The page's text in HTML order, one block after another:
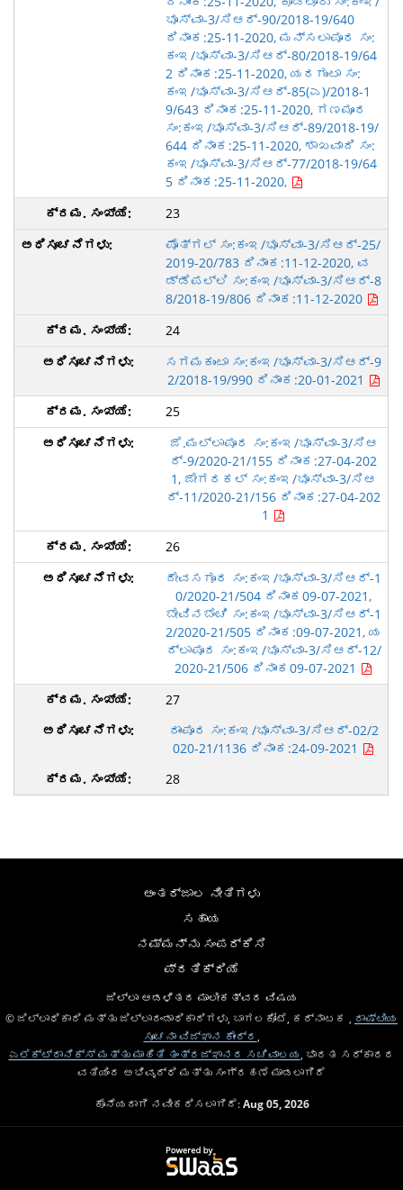
ಭೂಸ್ವಾ-3/ಸಿಆರ್-90/2018-19/640
ದಿನಾಂಕ:25-11-2020, ಮನ್ಸಲಾಪೂರ ಸಂ:
ಕಂಇ/ಭೂಸ್ವಾ-3/ಸಿಆರ್-80/2018-19/64
2 ದಿನಾಂಕ:25-11-2020, ಯರಗುಂಟಾ ಸಂ:
ಕಂಇ/ಭೂಸ್ವಾ-3/ಸಿಆರ್-85(ಎ)/2018-1
9/643 ದಿನಾಂಕ:25-11-2020, ಗಣಮೂರ
ಸಂ:ಕಂಇ/ಭೂಸ್ವಾ-3/ಸಿಆರ್-89/2018-19/
644 ದಿನಾಂಕ:25-11-2020, ಶಾಖವಾದಿ ಸಂ:
ಕಂಇ/ಭೂಸ್ವಾ-3/ಸಿಆರ್-77/2018-19/64
5 ದಿನಾಂಕ:25-11-2020,
23
ಪೊತ್ಗಲ್ ಸಂ:ಕಂಇ/ಭೂಸ್ವಾ-3/ಸಿಆರ್-25/
2019-20/783 ದಿನಾಂಕ:11-12-2020, ವ
ಡ್ಡೆಪಲ್ಲಿ ಸಂ:ಕಂಇ/ಭೂಸ್ವಾ-3/ಸಿಆರ್-8
8/2018-19/806 ದಿನಾಂಕ:11-12-2020
24
ಸಗಮಕುಂಟಾ ಸಂ:ಕಂಇ/ಭೂಸ್ವಾ-3/ಸಿಆರ್-9
2/2018-19/990 ದಿನಾಂಕ:20-01-2021
25
ಜೆ.ಮಲ್ಲಾಪೂರ ಸಂ:ಕಂಇ/ಭೂಸ್ವಾ-3/ಸಿಆ
ರ್-9/2020-21/155 ದಿನಾಂಕ:27-04-202
1, ಜೇಗರಕಲ್ ಸಂ:ಕಂಇ/ಭೂಸ್ವಾ-3/ಸಿಆ
ರ್-11/2020-21/156 ದಿನಾಂಕ:27-04-202
1
26
ದೇವಸಗೂರ ಸಂ:ಕಂಇ/ಭೂಸ್ವಾ-3/ಸಿಆರ್-1
0/2020-21/504 ದಿನಾಂಕ09-07-2021,
ಬೇವಿನಬೆಂಚಿ ಸಂ:ಕಂಇ/ಭೂಸ್ವಾ-3/ಸಿಆರ್-1
2/2020-21/505 ದಿನಾಂಕ:09-07-2021, ಯ
ದ್ಲಾಪೂರ ಸಂ:ಕಂಇ/ಭೂಸ್ವಾ-3/ಸಿಆರ್-12/
2020-21/506 ದಿನಾಂಕ09-07-2021
27
ರಾಂಪೂರ ಸಂ:ಕಂಇ/ಭೂಸ್ವಾ-3/ಸಿಆರ್-02/2
020-21/1136 ದಿನಾಂಕ:24-09-2021
28
ಅಂತರ್ಜಾಲ ನೀತಿಗಳು
ಸಹಾಯ
ನಮ್ಮನ್ನು ಸಂಪರ್ಕಿಸಿ
ಪ್ರತಿಕ್ರಿಯೆ
ಜಿಲ್ಲಾ ಆಡಳಿತದ ಮಾಲೀಕತ್ವದ ವಿಷಯ
© ಜಿಲ್ಲಾಧಿಕಾರಿ ಮತ್ತು ಜಿಲ್ಲಾದಂಡಾಧಿಕಾರಿಗಳು, ಬಾಗಲಕೋಟೆ, ಕರ್ನಾಟಕ ,
ರಾಷ್ಟೀಯ
ಸೂಚನಾ ವಿಜ್ಞಾನ ಕೇಂದ್ರ
ಎಲೆಕ್ಟ್ರಾನಿಕ್ಸ್ ಮತ್ತು ಮಾಹಿತಿ ತಂತ್ರಜ್ಞಾನದ ಸಚಿವಾಲಯ , ಭಾರತ ಸರ್ಕಾರದ
ವತಿಯಿಂದ ಅಭಿವೃದ್ಧಿ ಮತ್ತು ಸಂಗ್ರಹಣೆ ಮಾಡಲಾಗಿದೆ
ಕೊನೆಯದಾಗಿ ನವೀಕರಿಸಲಾಗಿದೆ:Aug 05, 2026